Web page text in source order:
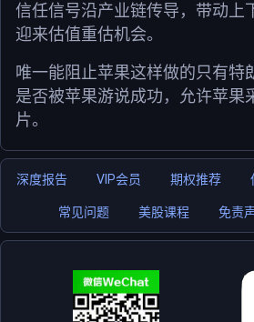
信任信号沿产业链传导，带动上
迎来估值重估机会。
唯一能阻止苹果这样做的只有特
是否被苹果游说成功，允许苹果
片。
深度报告 VIP会员 期权推荐
常见问题 美股课程 免责